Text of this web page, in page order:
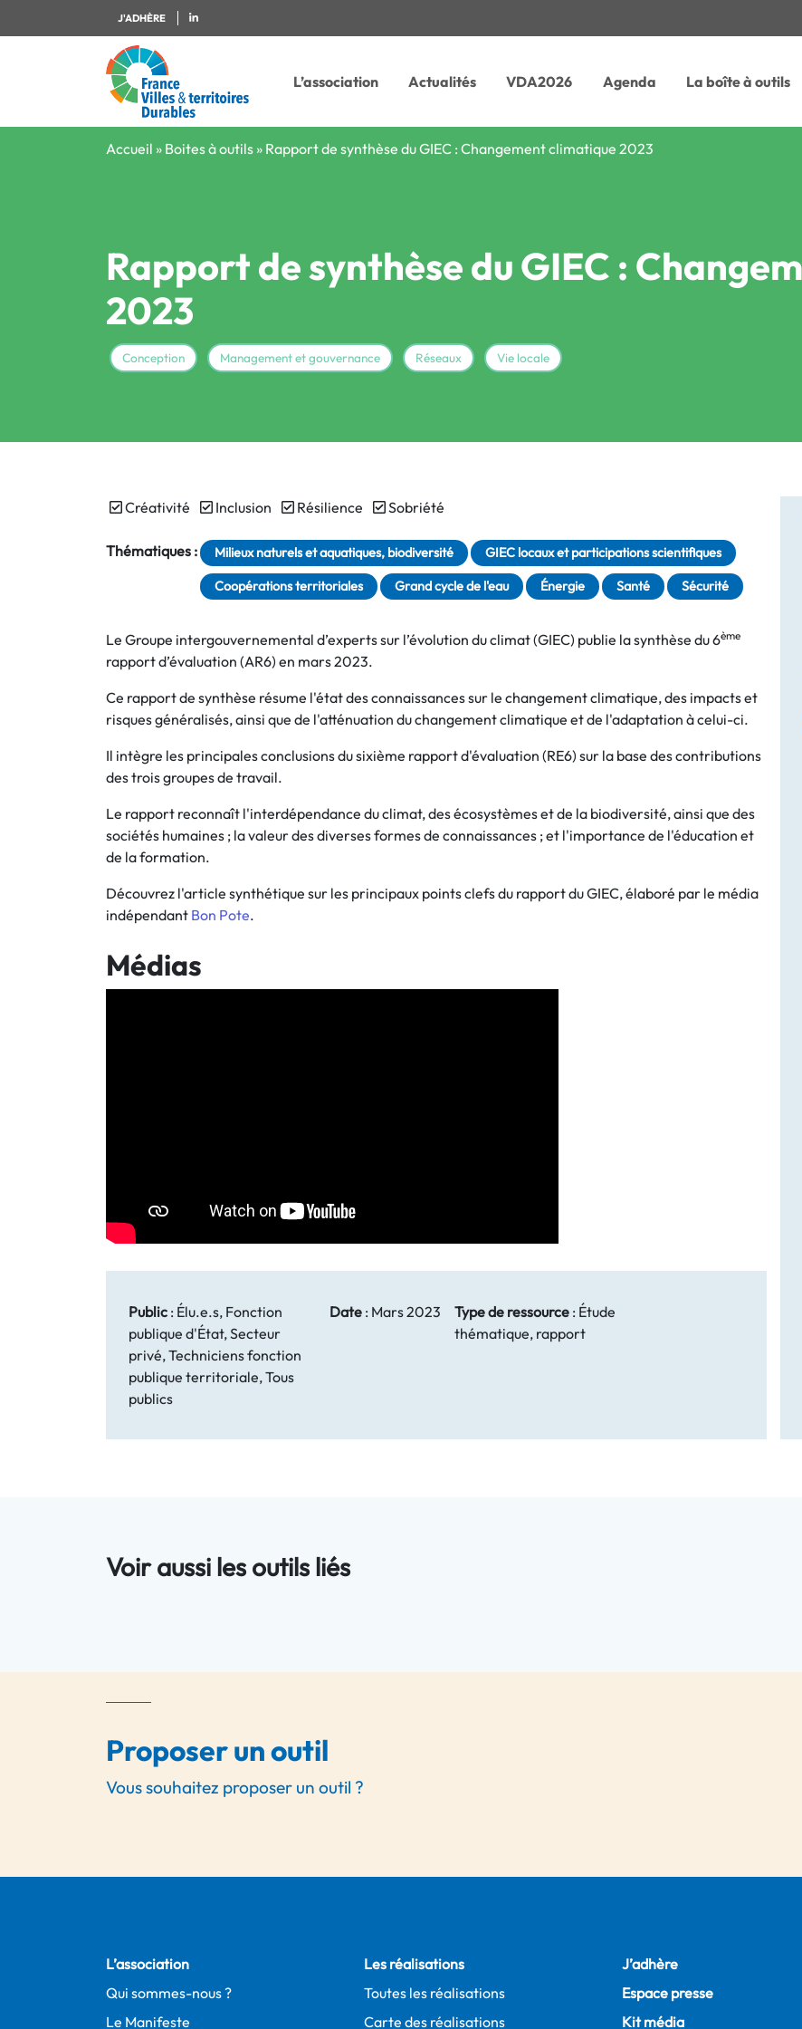
J'ADHÈRE
L’association Actualités VDA2026 Agenda La boîte à outils
Accueil » Boites à outils » Rapport de synthèse du GIEC : Changement climatique 2023
Rapport de synthèse du GIEC :
2023
Conception Management et gouvernance Réseaux Vie locale
Créativité Inclusion Résilience Sobriété
Thématiques : Milieux naturels et aquatiques, biodiversité GIEC locaux et participations scientifiques
Coopérations territoriales Grand cycle de l'eau Énergie Santé Sécurité
Le Groupe intergouvernemental d’experts sur l’évolution du climat (GIEC) publie la synthèse du 6ème
rapport d’évaluation (AR6) en mars 2023.
Ce rapport de synthèse résume l'état des connaissances sur le changement climatique, des impacts et
risques généralisés, ainsi que de l'atténuation du changement climatique et de l'adaptation à celui-ci.
Il intègre les principales conclusions du sixième rapport d'évaluation (RE6) sur la base des contributions
des trois groupes de travail.
Le rapport reconnaît l'interdépendance du climat, des écosystèmes et de la biodiversité, ainsi que des
sociétés humaines ; la valeur des diverses formes de connaissances ; et l'importance de l'éducation et
de la formation.
Découvrez l'article synthétique sur les principaux points clefs du rapport du GIEC, élaboré par le média
indépendant Bon Pote.
Médias
Public : Élu.e.s, Fonction
publique d'État, Secteur
privé, Techniciens fonction
publique territoriale, Tous
publics
Date: Mars 2023 Type de ressource: Étude
thématique, rapport
Voir aussi les outils liés
Proposer un outil
Vous souhaitez proposer un outil ?
L’association
Qui sommes-nous ?
Le Manifeste
Les réalisations
Toutes les réalisations
Carte des réalisations
J’adhère
Espace presse
Kit média